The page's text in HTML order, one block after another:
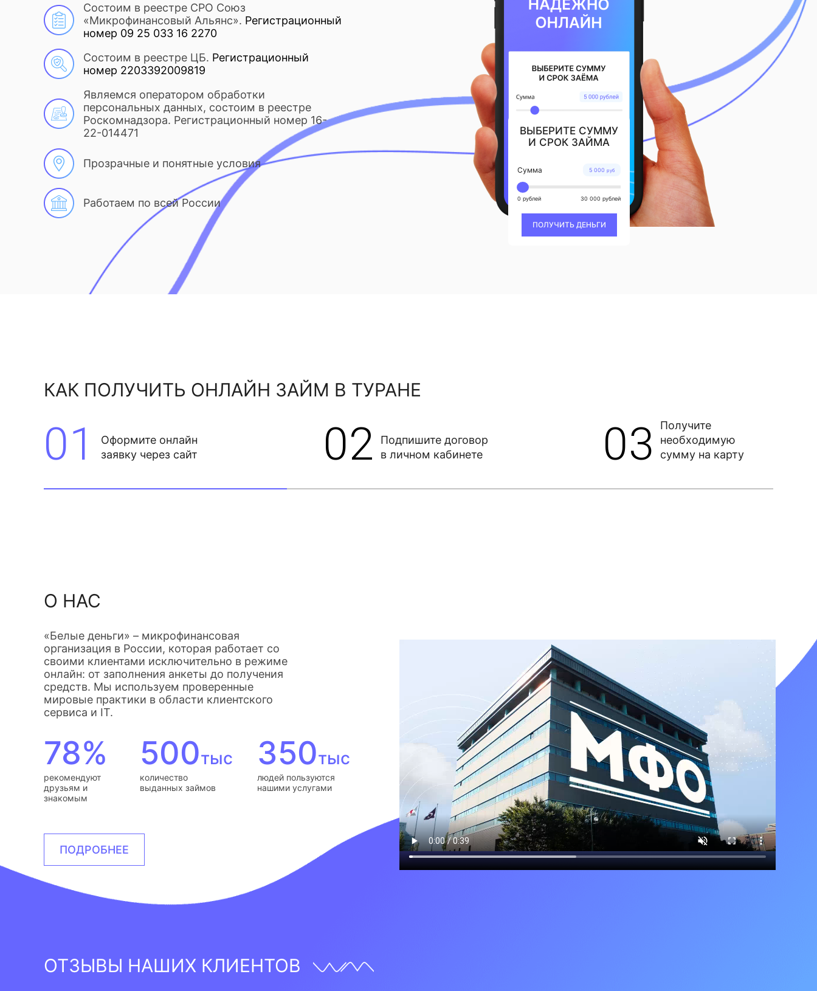
Состоим в реестре СРО Союз
«Микрофинансовый Альянс». Регистрационный
номер 09 25 033 16 2270
Состоим в реестре ЦБ. Регистрационный
номер 2203392009819
Являемся оператором обработки
персональных данных, состоим в реестре
Роскомнадзора. Регистрационный номер 16-
22-014471
Прозрачные и понятные условия
Работаем по всей России
ВЫБЕРИТЕ СУММУ
И СРОК ЗАЙМА
5 000 руб
Сумма
0 рублей 30 000 рублей
ПОЛУЧИТЬ ДЕНЬГИ
КАК ПОЛУЧИТЬ ОНЛАЙН ЗАЙМ В ТУРАНЕ
01
Оформите онлайн
заявку через сайт
02
Подпишите договор
в личном кабинете
03
Получите
необходимую
сумму на карту
О НАС
«Белые деньги» – микрофинансовая
организация в России, которая работает со
своими клиентами исключительно в режиме
онлайн: от заполнения анкеты до получения
средств. Мы используем проверенные
мировые практики в области клиентского
сервиса и IT.
78%
рекомендуют
друзьям и
знакомым
500тыс
количество
выданных займов
350тыс
людей пользуются
нашими услугами
ПОДРОБНЕЕ
ОТЗЫВЫ НАШИХ КЛИЕНТОВ